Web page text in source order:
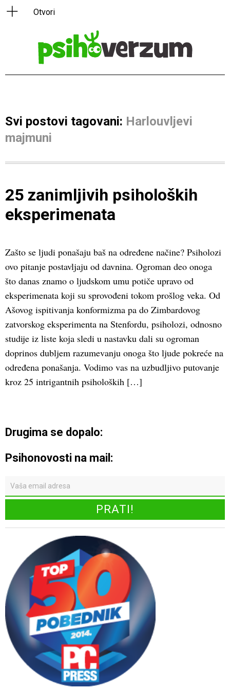
Svi postovi tagovani: Harlouvljevi
majmuni
25 zanimljivih psiholoških
eksperimenata
Zašto se ljudi ponašaju baš na određene načine? Psiholozi
ovo pitanje postavljaju od davnina. Ogroman deo onoga
što danas znamo o ljudskom umu potiče upravo od
eksperimenata koji su sprovođeni tokom prošlog veka. Od
Ašovog ispitivanja konformizma pa do Zimbardovog
zatvorskog eksperimenta na Stenfordu, psiholozi, odnosno
studije iz liste koja sledi u nastavku dali su ogroman
doprinos dubljem razumevanju onoga što ljude pokreće na
određena ponašanja. Vodimo vas na uzbudljivo putovanje
kroz 25 intrigantnih psiholoških […]
Drugima se dopalo:
Psihonovosti na mail: